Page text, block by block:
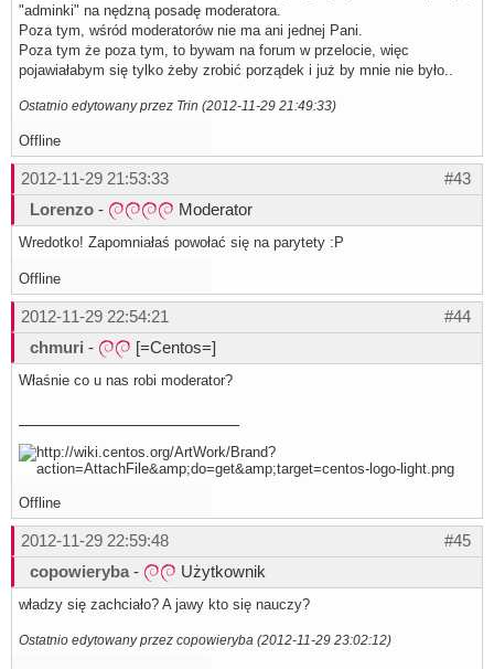
"adminki" na nędzną posadę moderatora.
Poza tym, wśród moderatorów nie ma ani jednej Pani.
Poza tym że poza tym, to bywam na forum w przelocie, więc
pojawiałabym się tylko żeby zrobić porządek i już by mnie nie było..
Ostatnio edytowany przez Trin (2012-11-29 21:49:33)
Offline
#43
2012-11-29 21:53:33
Lorenzo - Moderator
Wredotko! Zapomniałaś powołać się na parytety :P
Offline
#44
2012-11-29 22:54:21
chmuri - [=Centos=]
Właśnie co u nas robi moderator?
Offline
#45
2012-11-29 22:59:48
copowieryba - Użytkownik
władzy się zachciało? A jawy kto się nauczy?
Ostatnio edytowany przez copowieryba (2012-11-29 23:02:12)